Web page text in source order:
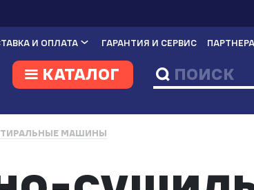
И ОПЛАТА ГАРАНТИЯ И СЕРВИС
КАТАЛОГ
МАШИНЫ